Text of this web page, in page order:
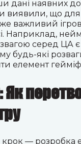
дані наявних
виявили, що
важливий
Наприклад,
серед ЦА є
будь-які
елемент
Як
— розробка e-